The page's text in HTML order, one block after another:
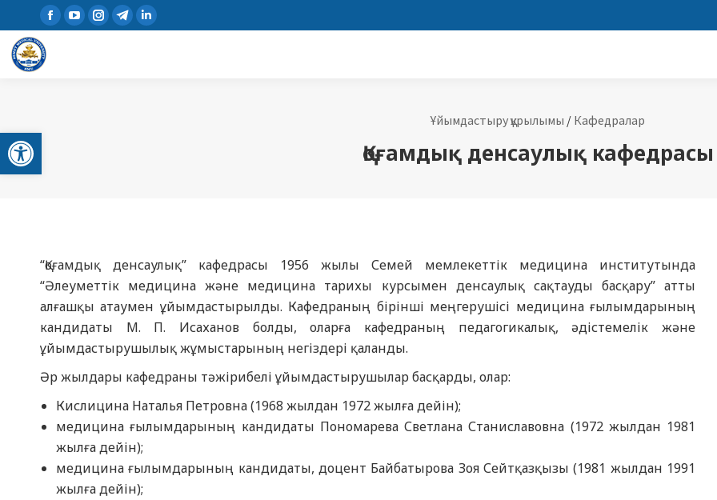
Open toolbar
Ұйымдастыру құрылымы / Кафедралар
Қоғамдық денсаулық кафедрасы
“Қоғамдық денсаулық” кафедрасы 1956 жылы Семей мемлекеттік медицина институтында
“Әлеуметтік медицина және медицина тарихы курсымен денсаулық сақтауды басқару” атты
алғашқы атаумен ұйымдастырылды. Кафедраның бірінші меңгерушісі медицина ғылымдарының
кандидаты М. П. Исаханов болды, оларға кафедраның педагогикалық, әдістемелік және
ұйымдастырушылық жұмыстарының негіздері қаланды.
Әр жылдары кафедраны тәжірибелі ұйымдастырушылар басқарды, олар:
Кислицина Наталья Петровна (1968 жылдан 1972 жылға дейін);
медицина ғылымдарының кандидаты Пономарева Светлана Станиславовна (1972 жылдан 1981
жылға дейін);
медицина ғылымдарының кандидаты, доцент Байбатырова Зоя Сейтқазқызы (1981 жылдан 1991
жылға дейін);